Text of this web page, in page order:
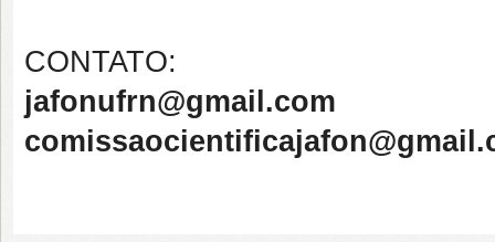
CONTATO:
jafonufrn@gmail.com